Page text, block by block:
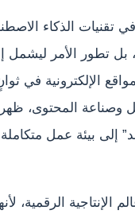
تقنيات الذكاء
تطور الأمر ليشمل
الإلكترونية في
وصناعة
بيئة عمل متكاملة
الرقمية،